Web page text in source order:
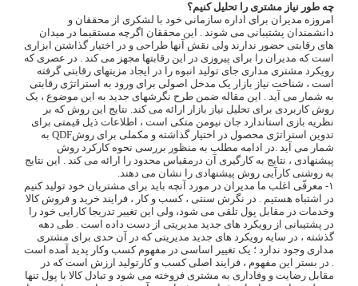
چه طور نیاز مشتری را تحلیل کنیم؟
امروزه مدیران برای اداره سازمانی خود با لشکری از محققان و
دانشمندان پشتیبانی می شوند . این محققان اگرچه مستقیما در میدان
های رقابتی حضور ندارند ولی نقش آنها طراحی و در اختیار گذاشتن ابزاری
است که مدیران را برای پیروزی در این رقابتها مجهز می کند . در عصری که
رویکرد مشتری مداری جای تولید انبوه را در ایجاد مزیتهای رقابتی گرفته
است ، شناخت نیاز بازار یک مدخل اصولی برای ورود به استراتژی رقابتی
به شمار می آید . این مقاله ضمن طرح نگرشهای جدید به این موضوع ، یک
روش کاربردی برای تحلیل نیاز بازار ارائه می کند. نتایج این روش که بر
نظریه بازی استاندارد جان نیومن متکی است ، اطلاعات ذیل قیمتی برای
تدوین استراتژی محصول در اختیار گذاشته و مکملی برای روشQDF به
شمار می آید .در ادامه مطلب به منظور بررسی نحوه کارکرد روش
پیشنهادی ، نتایج به کارگیری آن درمقیاس محدود را ارائه می کند . این نتایج
به روشنی کارآیی روش پیشنهادی را نشان می دهند.
۱- معرفّی اغلب ما
مدیران در مورد آنچه باید برای مشتریان خود تولید کنیم
در اشتباه هستیم . در نگرش سنتی ، کسب و کار ، فرایند خرید و فروش کالا
وخدمات در مقابل پول تلقی می شود، ولی این تغییر تدریجا کارایی خود را
در پشتیبانی از رویکرد های جدید مدیریتی از دست داده است . طی دهه
گذشته ، در سایه رویکرد های جدید مدیریتی که در آن حدی برای مشتری
مداری وجود ندارد ؛ یک تغییر اساسی در مفهوم کسب وکار پدید آمده است
. در بستر این مفهوم ، فرایند اصلی کسب و کارتولید ارزش است که در
مقابل رضایت و وفاداری به مشتری فروخته می شود و تبادل کالا با پول تنها